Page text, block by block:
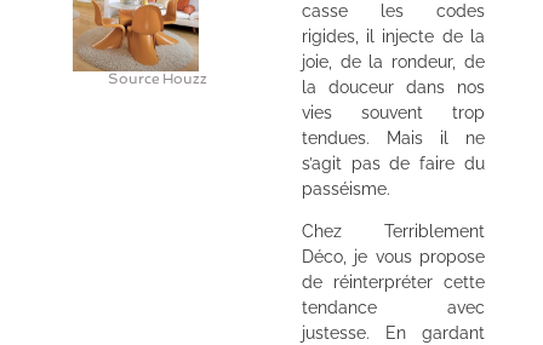
Source Houzz
casse les codes
rigides, il injecte de la
joie, de la rondeur, de
la douceur dans nos
vies souvent trop
tendues. Mais il ne
s’agit pas de faire du
passéisme.
Chez Terriblement
Déco, je vous propose
de réinterpréter cette
tendance avec
justesse. En gardant